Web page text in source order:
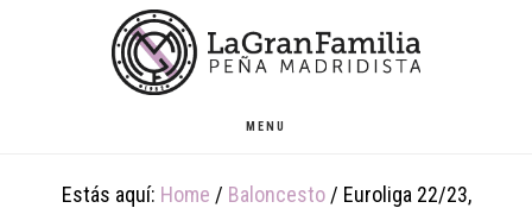
MENU
Estás aquí: Home / Baloncesto / Euroliga 22/23,